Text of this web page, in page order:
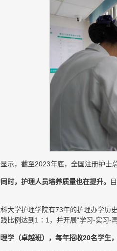
示，截至2023年底，全国注册护士
时，护理人员培养质量也在提升。
大学护理学院有73年的护理办学历
比例达到1∶1，并开展“学习-实习-
学（卓越班），每年招收20名学生